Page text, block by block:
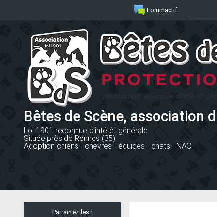
Forumactif
Bêtes de Scène, association
Loi 1901 reconnue d'intérêt générale
Située près de Rennes (35)
Adoption chiens - chèvres - équidés - chats - NAC
Parrainez les !